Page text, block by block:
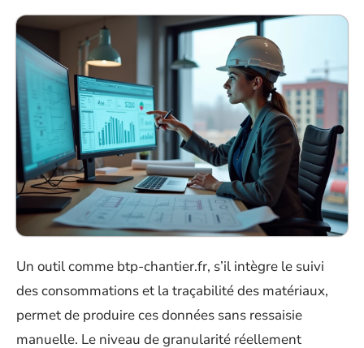
Un outil comme btp-chantier.fr, s’il intègre le suivi
des consommations et la traçabilité des matériaux,
permet de produire ces données sans ressaisie
manuelle. Le niveau de granularité réellement